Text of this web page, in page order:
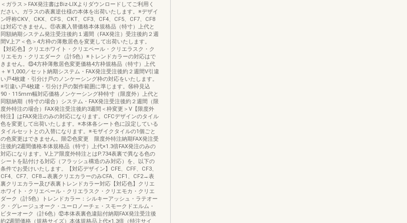
＜ガラス＞FAX発注書はBiz-LIXよりダウンロードしてご利用く
ださい。ガラスの表裏逆仕様の本体を出荷いたします。※デザイ
ン呼称CKV、CKX、CFS、CKT、CF3、CF4、CF5、CF7、CF8
は対応できません。⑪表裏入替価格本体規格品（特寸）上代と
同額納期システム発注受注後約１週間（FAX発注）受注後約２週
間V上ア＜色＞4方枠の薄敷居色を変更して出荷いたします。
【対応色】クリエホワイト・クリエペール・クリエラスク・ク
リエモカ・クリエダーク（計5色）※トレンドカラーの対応はで
きません。⑬4方枠薄敷居色変更価格4方枠規格品（特寸）上代
＋￥1,000／セット納期システム・FAX発注受注後約２週間V引違
い戸4枚建・引分け戸のノンケーシング枠の対応をいたします。
※引違い戸4枚建・引分け戸の製作範囲に準じます。⑭枠見込
90・115mm幅対応価格ノンケーシング枠特寸（限度外）上代と
同額納期（特寸の場合）システム・FAX発注受注後約２週間（限
度外特注の場合）FAX発注受注後約3週間＜枠変更＞V【限度外
特注】はFAX発注のみの対応になります。CFCデザインのタイル
色を変更して出荷いたします。※本体各シート色に設定している
タイルセットとの入替になります。※モザイクタイルの1個ごと
の色変更はできません。限②色変更 限度外特注納期FAX発注受
注後約2週間価格本体規格品（特寸）上代×1.3倍FAX発注のみの
対応になります。V上ア限度外特注とはP.734表裏で異なる色の
シートを貼付ける対応（フラッシュ構造のみ対応）を、以下の
条件でお受けいたします。【対応デザイン】CFE、CFF、CF3、
CF4、CF7、CF8→表裏クリエカラーのみCFA、CF1、CF2→表
裏クリエカラー及び表裏トレンドカラー対応【対応色】クリエ
ホワイト・クリエペール・クリエラスク・クリエモカ・クリエ
ダーク（計5色）トレンドカラー：シルキーアッシュ・ラテオー
ク・グレージュオーク・ユーロノーチェ・スモークドエルム・
ビターオーク（計6色）⑫本体表裏色違貼付納期FAX発注受注後
約2週間価格（規格サイズ）本体規格品上代×1.3倍（特注サイ